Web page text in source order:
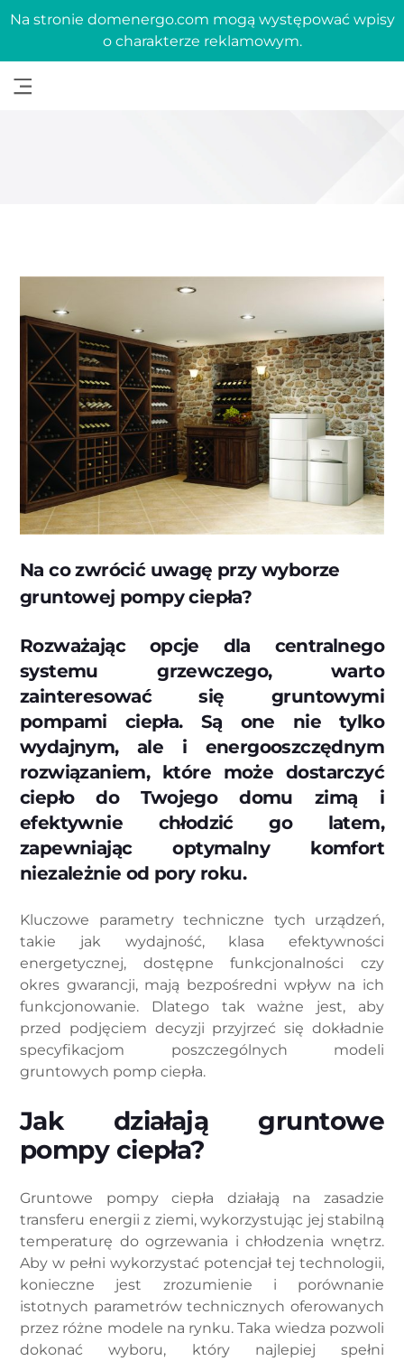
Na stronie domenergo.com mogą występować wpisy
o charakterze reklamowym.
Na co zwrócić uwagę przy wyborze
gruntowej pompy ciepła?
Rozważając opcje dla centralnego
systemu grzewczego, warto
zainteresować się gruntowymi
pompami ciepła. Są one nie tylko
wydajnym, ale i energooszczędnym
rozwiązaniem, które może dostarczyć
ciepło do Twojego domu zimą i
efektywnie chłodzić go latem,
zapewniając optymalny komfort
niezależnie od pory roku.
Kluczowe parametry techniczne tych urządzeń,
takie jak wydajność, klasa efektywności
energetycznej, dostępne funkcjonalności czy
okres gwarancji, mają bezpośredni wpływ na ich
funkcjonowanie. Dlatego tak ważne jest, aby
przed podjęciem decyzji przyjrzeć się dokładnie
specyfikacjom poszczególnych modeli
gruntowych pomp ciepła.
Jak działają gruntowe
pompy ciepła?
Gruntowe pompy ciepła działają na zasadzie
transferu energii z ziemi, wykorzystując jej stabilną
temperaturę do ogrzewania i chłodzenia wnętrz.
Aby w pełni wykorzystać potencjał tej technologii,
konieczne jest zrozumienie i porównanie
istotnych parametrów technicznych oferowanych
przez różne modele na rynku. Taka wiedza pozwoli
dokonać wyboru, który najlepiej spełni